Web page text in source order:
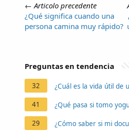
←Articolo precedente
¿Qué significa cuando una
persona camina muy rápido?
Preguntas en tendencia
32 ¿Cuál es la vida útil de
41 ¿Qué pasa si tomo
29 ¿Cómo saber si mi